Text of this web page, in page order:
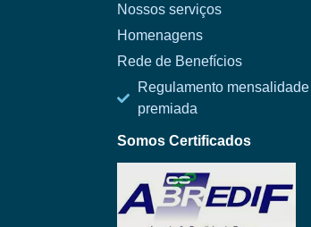
Nossos serviços
Homenagens
Rede de Benefícios
Regulamento mensalidade
premiada
Somos Certificados